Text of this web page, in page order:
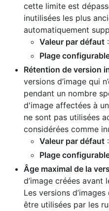
cette limite est
inutilisées les plus
automatiquement
Valeur par défaut
Plage
Rétention de version
versions d’image qui
pendant un nombre
d'image affectées à
ne sont pas utilisées
considérées comme
Valeur par défaut
Plage
Âge maximal de la
d’image créées avant
Les versions
être utilisées par les